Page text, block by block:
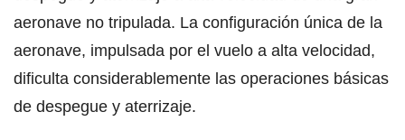
aeronave no tripulada. La configuración única de la
aeronave, impulsada por el vuelo a alta velocidad,
dificulta considerablemente las operaciones básicas
de despegue y aterrizaje.